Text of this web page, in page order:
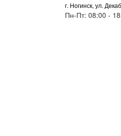
г. Ногинск, ул.
Пн-Пт: 08:00 -